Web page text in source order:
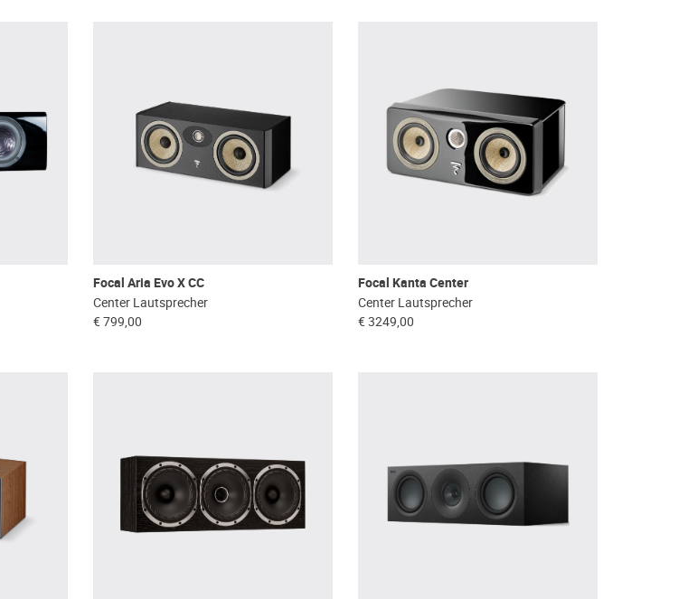
Focal Aria Evo X CC
Center Lautsprecher
€ 799,00
Focal Kanta Center
Center Lautsprecher
€ 3249,00